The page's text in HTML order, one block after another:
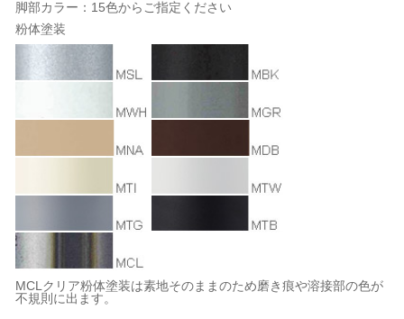
脚部カラー：15色からご指定ください
粉体塗装
MCLクリア粉体塗装は素地そのままのため磨き痕や溶接部の色が
不規則に出ます。